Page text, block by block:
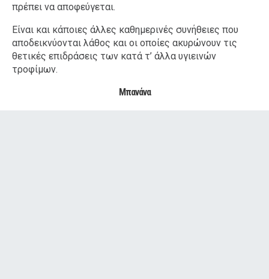
πρέπει να αποφεύγεται.
Είναι και κάποιες άλλες καθημερινές συνήθειες που
αποδεικνύονται λάθος και οι οποίες ακυρώνουν τις
θετικές επιδράσεις των κατά τ’ άλλα υγιεινών
τροφίμων.
Μπανάνα